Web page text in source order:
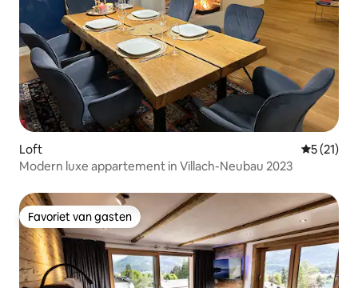
Loft
5 (21)
Modern luxe appartement in Villach-Neubau 2023
Favoriet van gasten
Favoriet van gasten